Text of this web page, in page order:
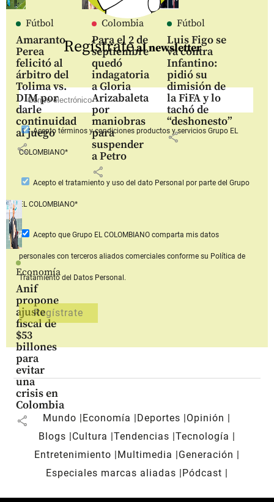
Fútbol
Amaranto
Perea
felicitó al
árbitro del
Tolima vs.
DIM por
darle
continuidad
al juego
share
Colombia
Para el 2 de
septiembre
quedó
indagatoria
a Gloria
Arizabaleta
por
maniobras
para
suspender
a Petro
share
Fútbol
Luis Figo se
va contra
Infantino:
pidió su
dimisión de
la FiFA y lo
tachó de
“deshonesto”
share
Economía
Anif
propone
ajuste
fiscal de
$53
billones
para
evitar
una
crisis en
Colombia
share
Regístrateal newsletter
Aceptotérminos y condiciones productos y serviciosGrupo EL
COLOMBIANO*
Acepto el tratamiento y uso del dato Personal por parte del Grupo
EL COLOMBIANO*
Acepto que Grupo EL COLOMBIANOcomparta mis datos
personales con terceros aliados comerciales conforme su Política de
Tratamiento del Datos Personal.
Mundo Economía Deportes
Opinión
Blogs
Cultura Tendencias Tecnología
Entretenimiento
Multimedia
Generación
Especiales marcas aliadas
Pódcast